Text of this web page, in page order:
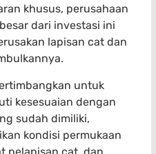
khusus, perusahaan
dari investasi ini
lapisan cat dan
untuk
kesesuaian dengan
sudah dimiliki,
kondisi permukaan
pelapisan cat, dan